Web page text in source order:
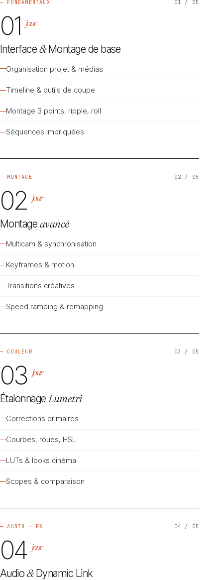
— FONDAMENTAUX 01 / 05
01 jour
Interface &Montage de base
Organisation projet & médias
Timeline & outils de coupe
Montage 3 points, ripple, roll
Séquences imbriquées
— MONTAGE 02 / 05
02 jour
Montage avancé
Multicam & synchronisation
Keyframes & motion
Transitions créatives
Speed ramping & remapping
— COULEUR 03 / 05
03 jour
Étalonnage Lumetri
Corrections primaires
Courbes, roues, HSL
LUTs & looks cinéma
Scopes & comparaison
— AUDIO · FX 04 / 05
04 jour
Audio &Dynamic Link